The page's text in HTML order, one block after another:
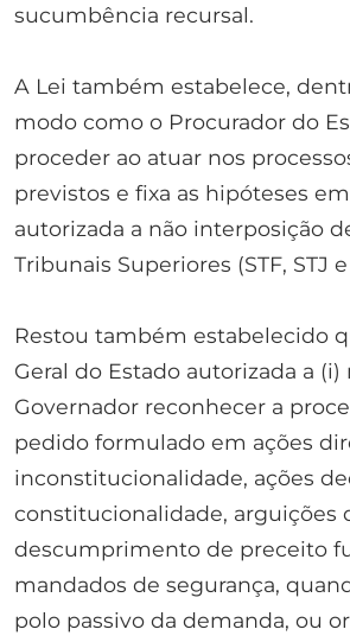
sucumbência recursal.
A Lei também estabelece,
modo como o Procurador do
proceder ao atuar nos
previstos e fixa as hipóteses
autorizada a não interposição
Tribunais Superiores (STF, STJ e
Restou também estabelecido
Geral do Estado autorizada a
Governador reconhecer a
pedido formulado em ações
inconstitucionalidade, ações
constitucionalidade, arguições
descumprimento de preceito
mandados de segurança,
polo passivo da demanda, ou